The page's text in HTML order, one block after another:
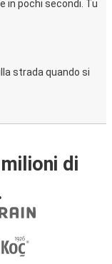
in pochi secondi. Tu
strada quando si
di